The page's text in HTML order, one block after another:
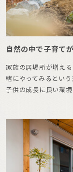
自然の中で子育て
家族の居場所が増え
緒にやってみるとい
子供の成長に良い環